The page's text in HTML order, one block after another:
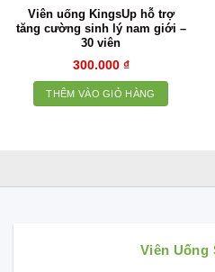
Viên uống KingsUp hỗ trợ
tăng cường sinh lý nam giới –
30 viên
300.000 ₫
THÊM VÀO GIỎ HÀNG
Viên Uống